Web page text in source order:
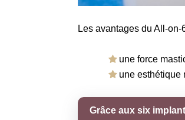
Les avantages du All-
une force
une esthétique
Grâce aux six